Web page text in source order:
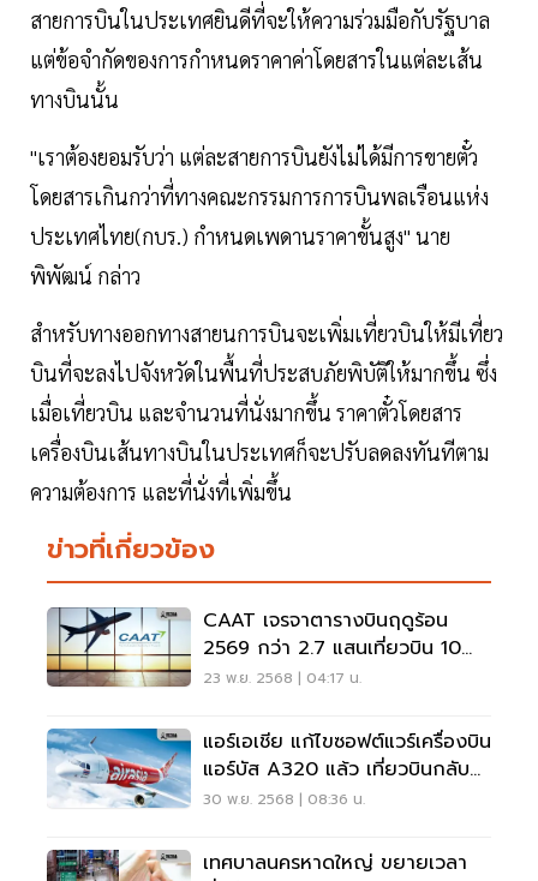
สายการบินในประเทศยินดีที่จะให้ความร่วมมือกับรัฐบาล
แต่ข้อจำกัดของการกำหนดราคาค่าโดยสารในแต่ละเส้น
ทางบินนั้น
"เราต้องยอมรับว่า แต่ละสายการบินยังไม่ได้มีการขายตั๋ว
โดยสารเกินกว่าที่ทางคณะกรรมการการบินพลเรือนแห่ง
ประเทศไทย(กบร.) กำหนดเพดานราคาขั้นสูง" นาย
พิพัฒน์ กล่าว
สำหรับทางออกทางสายนการบินจะเพิ่มเที่ยวบินให้มีเที่ยว
บินที่จะลงไปจังหวัดในพื้นที่ประสบภัยพิบัติให้มากขึ้น ซึ่ง
เมื่อเที่ยวบิน และจำนวนที่นั่งมากขึ้น ราคาตั๋วโดยสาร
เครื่องบินเส้นทางบินในประเทศก็จะปรับลดลงทันทีตาม
ความต้องการ และที่นั่งที่เพิ่มขึ้น
ข่าวที่เกี่ยวข้อง
CAAT เจรจาตารางบินฤดูร้อน
2569 กว่า 2.7 แสนเที่ยวบิน 10
สายการบินใหม่ขอเปิดบินเข้าไทย
23 พ.ย. 2568 | 04:17 น.
แอร์เอเชีย แก้ไขซอฟต์แวร์เครื่องบิน
แอร์บัส A320 แล้ว เที่ยวบินกลับสู่
ภาวะปรกติ
30 พ.ย. 2568 | 08:36 น.
เทศบาลนครหาดใหญ่ ขยายเวลา